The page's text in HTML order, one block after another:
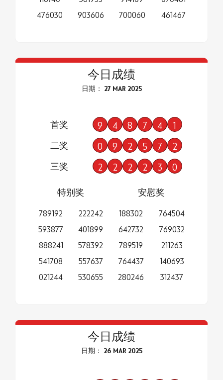
476030
903606
700060
461467
今日成绩
日期： 27 MAR 2025
首奖 9 4 8 7 4 1
二奖 0 9 2 5 7 2
三奖 2 2 2 2 3 0
特别奖
789192
593877
888241
541708
021244
222242
401899
578392
557637
530655
安慰奖
188302
642732
789519
764437
280246
764504
769032
211263
140693
312437
今日成绩
日期： 26 MAR 2025